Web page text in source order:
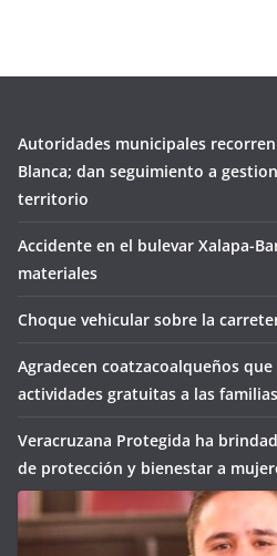
Autoridades municipales
Blanca; dan seguimiento a
territorio
Accidente en el bulevar Xalapa-
materiales
Choque vehicular sobre la
Agradecen coatzacoalqueños
actividades gratuitas a las familias
Veracruzana Protegida ha
de protección y bienestar a